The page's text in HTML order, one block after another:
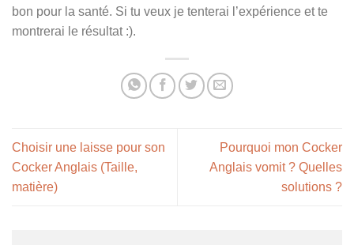
bon pour la santé. Si tu veux je tenterai l’expérience et te
montrerai le résultat :).
Choisir une laisse pour son
Cocker Anglais (Taille,
matière)
Pourquoi mon Cocker
Anglais vomit ? Quelles
solutions ?